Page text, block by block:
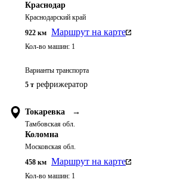
Краснодар
Краснодарский край
922 км Маршрут на карте
Кол-во машин: 1
Варианты транспорта
5 т рефрижератор
Токаревка →
Тамбовская обл.
Коломна
Московская обл.
458 км Маршрут на карте
Кол-во машин: 1